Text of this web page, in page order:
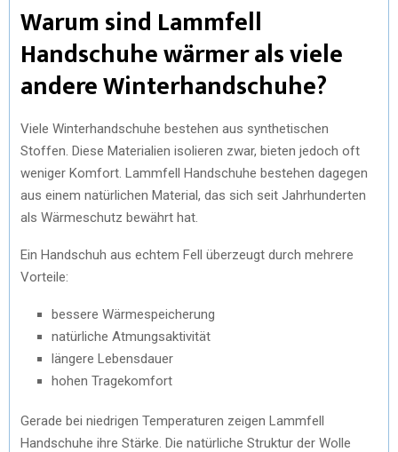
Warum sind Lammfell
Handschuhe wärmer als viele
andere Winterhandschuhe?
Viele Winterhandschuhe bestehen aus synthetischen
Stoffen. Diese Materialien isolieren zwar, bieten jedoch oft
weniger Komfort. Lammfell Handschuhe bestehen dagegen
aus einem natürlichen Material, das sich seit Jahrhunderten
als Wärmeschutz bewährt hat.
Ein Handschuh aus echtem Fell überzeugt durch mehrere
Vorteile:
bessere Wärmespeicherung
natürliche Atmungsaktivität
längere Lebensdauer
hohen Tragekomfort
Gerade bei niedrigen Temperaturen zeigen Lammfell
Handschuhe ihre Stärke. Die natürliche Struktur der Wolle